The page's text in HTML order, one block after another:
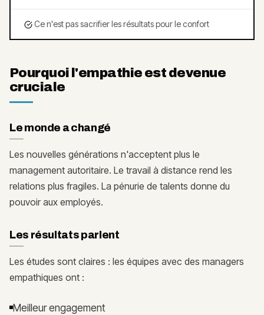
Ce n'est pas sacrifier les résultats pour le confort
Pourquoi l'empathie est devenue
cruciale
Le monde a changé
Les nouvelles générations n'acceptent plus le
management autoritaire. Le travail à distance rend les
relations plus fragiles. La pénurie de talents donne du
pouvoir aux employés.
Les résultats parlent
Les études sont claires : les équipes avec des managers
empathiques ont :
Meilleur engagement